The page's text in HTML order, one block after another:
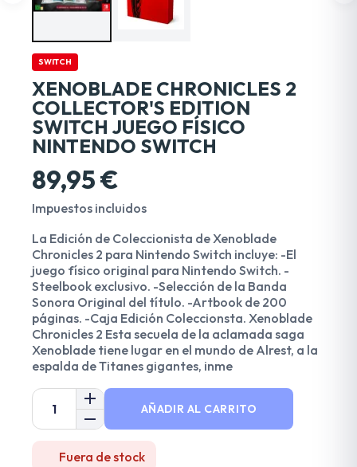
SWITCH
XENOBLADE CHRONICLES 2
COLLECTOR'S EDITION
SWITCH JUEGO FÍSICO
NINTENDO SWITCH
89,95 €
Impuestos incluidos
La Edición de Coleccionista de Xenoblade
Chronicles 2 para Nintendo Switch incluye: -El
juego físico original para Nintendo Switch. -
Steelbook exclusivo. -Selección de la Banda
Sonora Original del título. -Artbook de 200
páginas. -Caja Edición Coleccionsta. Xenoblade
Chronicles 2 Esta secuela de la aclamada saga
Xenoblade tiene lugar en el mundo de Alrest, a la
espalda de Titanes gigantes, inme
AÑADIR AL CARRITO
Fuera de stock